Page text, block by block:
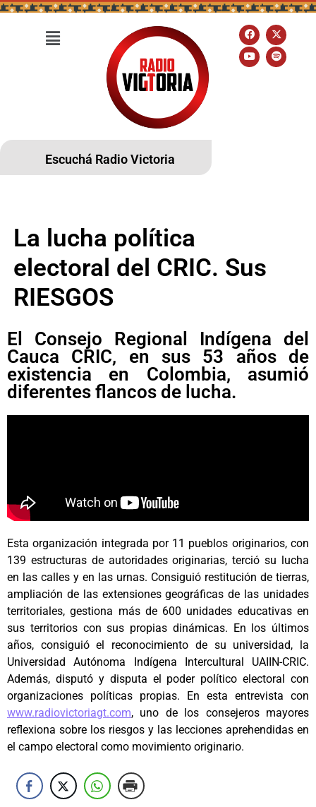
Escuchá Radio Victoria
La lucha política
electoral del CRIC. Sus
RIESGOS
El Consejo Regional Indígena del
Cauca CRIC, en sus 53 años de
existencia en Colombia, asumió
diferentes flancos de lucha.
Esta organización integrada por 11 pueblos originarios, con
139 estructuras de autoridades originarias, terció su lucha
en las calles y en las urnas. Consiguió restitución de tierras,
ampliación de las extensiones geográficas de las unidades
territoriales, gestiona más de 600 unidades educativas en
sus territorios con sus propias dinámicas. En los últimos
años, consiguió el reconocimiento de su universidad, la
Universidad Autónoma Indígena Intercultural UAIIN-CRIC.
Además, disputó y disputa el poder político electoral con
organizaciones políticas propias. En esta entrevista con
www.radiovictoriagt.com, uno de los consejeros mayores
reflexiona sobre los riesgos y las lecciones aprehendidas en
el campo electoral como movimiento originario.